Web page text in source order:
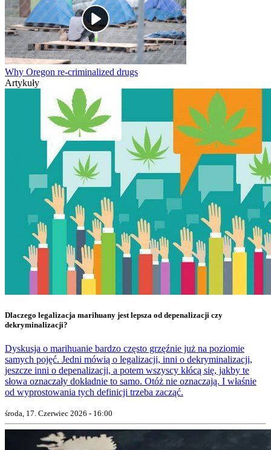
Why Oregon re-criminalized drugs
Artykuły
Dlaczego legalizacja marihuany jest lepsza od depenalizacji czy
dekryminalizacji?
Dyskusja o marihuanie bardzo często grzęźnie już na poziomie
samych pojęć. Jedni mówią o legalizacji, inni o dekryminalizacji,
jeszcze inni o depenalizacji, a potem wszyscy kłócą się, jakby te
słowa oznaczały dokładnie to samo. Otóż nie oznaczają. I właśnie
od wyprostowania tych definicji trzeba zacząć.
środa, 17. Czerwiec 2026 - 16:00